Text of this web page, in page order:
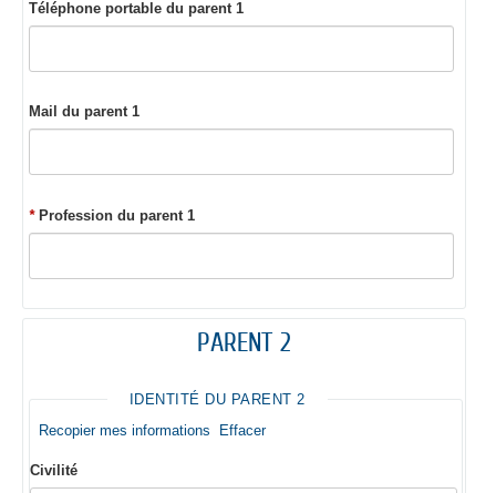
Téléphone portable du parent 1
Mail du parent 1
*Profession du parent 1
PARENT 2
IDENTITÉ DU PARENT 2
Recopier mes informations
Effacer
Civilité